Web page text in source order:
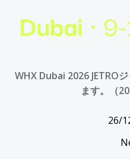
WHX Dubai 2026 JETRO
ます。（
26/